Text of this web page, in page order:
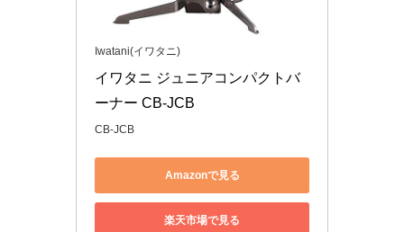
Iwatani(イワタニ)
イワタニ ジュニアコンパクトバ
ーナー CB-JCB
CB-JCB
Amazonで見る
楽天市場で見る